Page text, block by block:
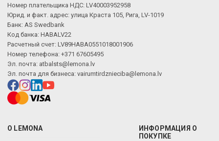
Номер плательщика НДС: LV40003952958
Юрид. и факт. адрес: улица Краста 105, Рига, LV-1019
Банк: AS Swedbank
Код банка: HABALV22
Расчетный счет: LV89HABA0551018001906
Номер телефона: +371 67605495
Эл. почта: atbalsts@lemona.lv
Эл. почта для бизнеса: vairumtirdznieciba@lemona.lv
О LEMONA
ИНФОРМАЦИЯ О
ПОКУПКЕ